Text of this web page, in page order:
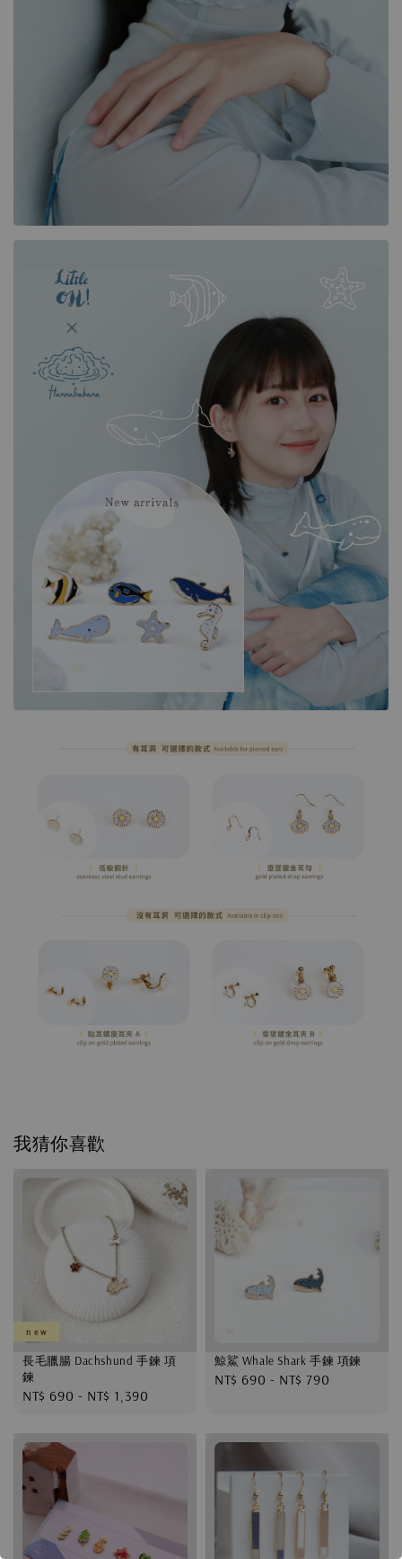
我猜你喜歡
n e w
長毛臘腸 Dachshund 手鍊 項
鍊
Regular
NT$ 690 - NT$ 1,390
鯨鯊 Whale Shark 手鍊 項鍊
Regular
NT$ 690 - NT$ 790